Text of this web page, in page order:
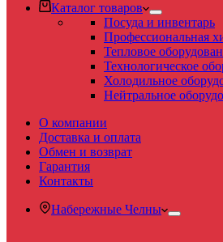
Каталог товаров
Посуда и инвентарь
Профессиональная
Тепловое
Технологическое
Холодильное
Нейтральное
О компании
Доставка и оплата
Обмен и возврат
Гарантия
Контакты
Набережные Челны